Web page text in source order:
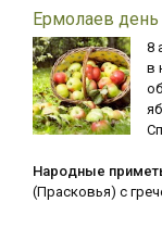
Ермолаев день
8
в
Народные
(Прасковья) с